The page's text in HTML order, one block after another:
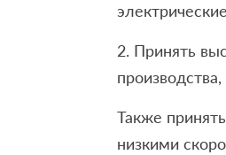
2. Принять
Также
низкими